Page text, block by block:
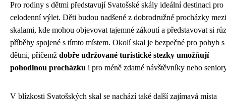
Pro rodiny s dětmi představují Svatošské skály ideální destinaci pro
celodenní výlet. Děti budou nadšené z dobrodružné procházky mezi
skalami, kde mohou objevovat tajemné zákoutí a představovat si
příběhy spojené s tímto místem. Okolí skal je bezpečné pro pohyb s
dětmi, přičemž dobře udržované turistické stezky umožňují
pohodlnou procházku i pro méně zdatné návštěvníky nebo
V blízkosti Svatošských skal se nachází také další zajímavá místa